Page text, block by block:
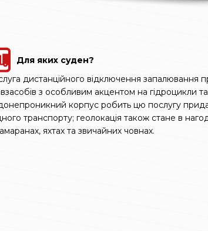
Для яких суден?
дистанційного відключення запалювання
з особливим акцентом на гідроцикли
корпус робить цю послугу
транспорту; геолокація також стане в
яхтах та звичайних човнах.